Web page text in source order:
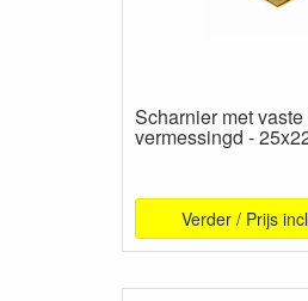
Scharnier met
vermessingd -
Verder / Prijs